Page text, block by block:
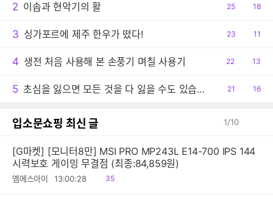
2 이솝과 현악기의 활
공
25
댓
18
3 싱가포르에 제주 한우가 떴다!
공
23
댓
11
4 생전 처음 사용해 본 손풍기 며칠 사용기
공
22
댓
13
5 초심을 잃으면 모든 것을 다 잃을 수도 있습니다
공
21
댓
16
입소문쇼핑 최신 글 1/10
[G마켓] [모니터8만] MSI PRO MP243L E14-700 IPS 144
시력보호 게이밍 무결점 (최종:84,859원)
엠에스아이 13:00:28
읽
35